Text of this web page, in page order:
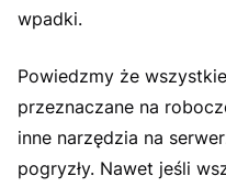
wpadki.
Powiedzmy że
przeznaczane na
inne narzędzia na
pogryzły. Nawet jeśli